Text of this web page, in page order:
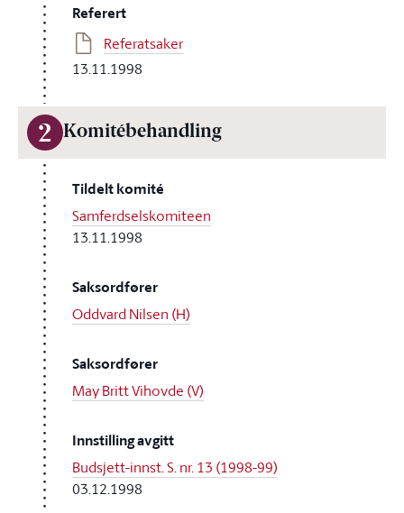
Referert
Referatsaker
13.11.1998
2 Komitébehandling
Tildelt komité
Samferdselskomiteen
13.11.1998
Saksordfører
Oddvard Nilsen (H)
Saksordfører
May Britt Vihovde (V)
Innstilling avgitt
Budsjett-innst. S. nr. 13 (1998-99)
03.12.1998